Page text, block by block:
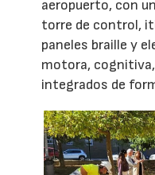
aeropuerto, con
torre de control,
paneles braille y
motora,
integrados de